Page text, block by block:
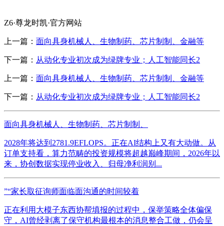
Z6·尊龙时凯·官方网站
上一篇： 面向具身机械人、生物制药、芯片制制、金融等
下一篇： 从动化专业初次成为绿牌专业；人工智能同长2
上一篇： 面向具身机械人、生物制药、芯片制制、金融等
下一篇： 从动化专业初次成为绿牌专业；人工智能同长2
面向具身机械人、生物制药、芯片制制、
2028年将达到2781.9EFLOPS。正在AI结构上又有大动做。从
订单支持看，算力范畴的投资规模将超越巅峰期间，2026年以
来，协创数据实现停业收入、归母净利润别...
”“家长取征询师面临面沟通的时间较着
正在利用大模子东西协帮填报的过程中，保举策略全体偏保
守，AI曾经剥离了保守机构最根本的消息整合工做，仍会呈